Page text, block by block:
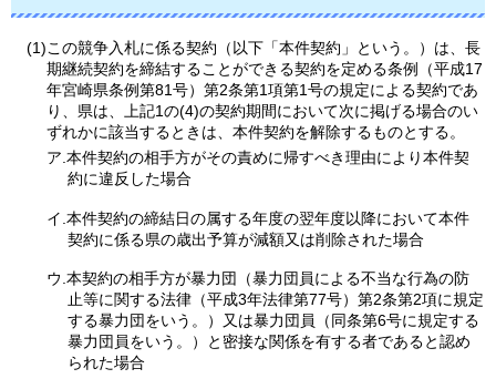
(1)この競争入札に係る契約（以下「本件契約」という。）は、長
期継続契約を締結することができる契約を定める条例（平成17
年宮崎県条例第81号）第2条第1項第1号の規定による契約であ
り、県は、上記1の(4)の契約期間において次に掲げる場合のい
ずれかに該当するときは、本件契約を解除するものとする。
ア.本件契約の相手方がその責めに帰すべき理由により本件契
約に違反した場合
イ.本件契約の締結日の属する年度の翌年度以降において本件
契約に係る県の歳出予算が減額又は削除された場合
ウ.本契約の相手方が暴力団（暴力団員による不当な行為の防
止等に関する法律（平成3年法律第77号）第2条第2項に規定
する暴力団をいう。）又は暴力団員（同条第6号に規定する
暴力団員をいう。）と密接な関係を有する者であると認め
られた場合